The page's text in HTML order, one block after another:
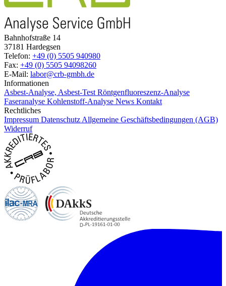
Bahnhofstraße 14
37181 Hardegsen
Telefon: +49 (0) 5505 940980
Fax: +49 (0) 5505 94098260
E-Mail: labor@crb-gmbh.de
Informationen
Asbest-Analyse, Asbest-Test Röntgenfluoreszenz-Analyse
Faseranalyse Kohlenstoff-Analyse News Kontakt
Rechtliches
Impressum Datenschutz Allgemeine Geschäftsbedingungen (AGB)
Widerruf